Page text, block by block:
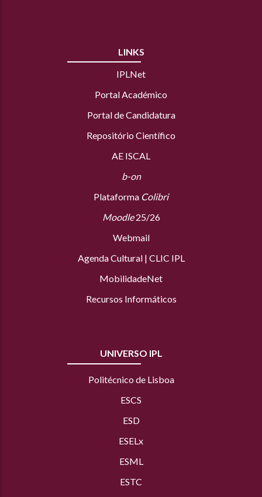
LINKS
IPLNet
Portal Académico
Portal de Candidatura
Repositório Científico
AE ISCAL
b-on
Plataforma Colibri
Moodle25/26
Webmail
Agenda Cultural| CLIC IPL
MobilidadeNet
Recursos Informáticos
UNIVERSO IPL
Politécnico de Lisboa
ESCS
ESD
ESELx
ESML
ESTC